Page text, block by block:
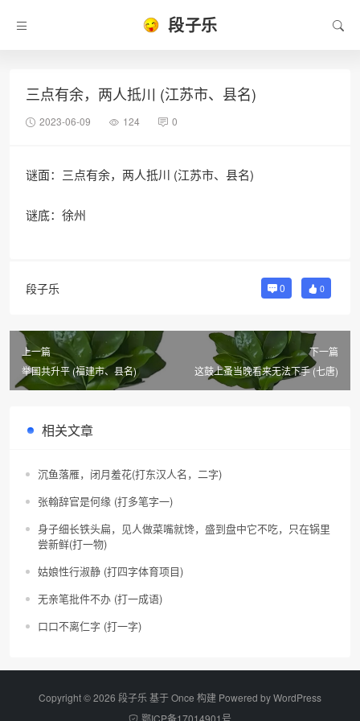
段子乐
三点有余，两人抵川 (江苏市、县名)
2023-06-09 124 0
谜面：三点有余，两人抵川 (江苏市、县名)
谜底：徐州
段子乐 0 0
上一篇
举国共升平 (福建市、县名)
下一篇
这鼓上蚤当晚看来无法下手 (七唐)
相关文章
沉鱼落雁，闭月羞花(打东汉人名，二字)
张翰辞官是何缘 (打多笔字一)
身子细长铁头扁，见人做菜嘴就馋，盛到盘中它不吃，只在锅里
尝新鲜(打一物)
姑娘性行淑静 (打四字体育项目)
无亲笔批件不办 (打一成语)
口口不离仁字 (打一字)
Copyright © 2026 段子乐 基于 Once 构建 Powered byWordPress
鄂ICP备17014901号